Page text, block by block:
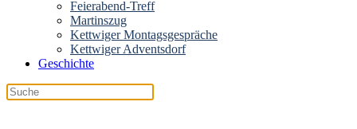
Feierabend-Treff
Martinszug
Kettwiger Montagsgespräche
Kettwiger Adventsdorf
Geschichte